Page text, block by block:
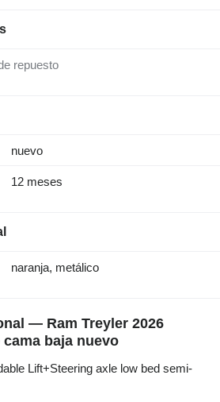
repuesto
nuevo
12 meses
naranja, metálico
— Ram Treyler 2026
baja nuevo
Lift+Steering axle low bed semi-